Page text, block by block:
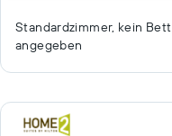
Standardzimmer, kein Bett
angegeben